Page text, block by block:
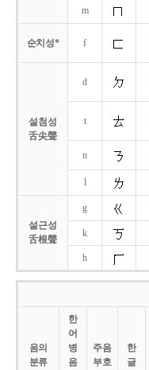
m
순치성* f
설첨성
舌尖聲
d
t
n
l
설근성
舌根聲
g
k
h
음의
분류
한
어
병
음
주음
부호
한
글